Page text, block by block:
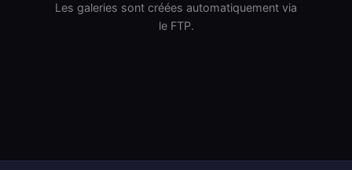
Les galeries sont créées automatiquement via
le FTP.